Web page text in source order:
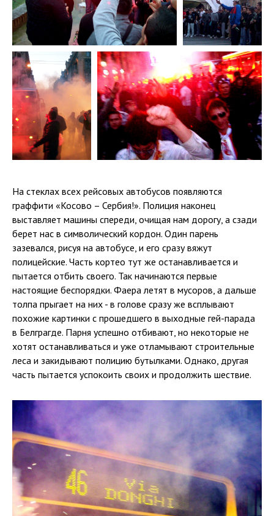
На стеклах всех рейсовых автобусов появляются
граффити «Косово – Сербия!». Полиция наконец
выставляет машины спереди, очищая нам дорогу, а сзади
берет нас в символический кордон. Один парень
зазевался, рисуя на автобусе, и его сразу вяжут
полицейские. Часть кортео тут же останавливается и
пытается отбить своего. Так начинаются первые
настоящие беспорядки. Фаера летят в мусоров, а дальше
толпа прыгает на них - в голове сразу же всплывают
похожие картинки с прошедшего в выходные гей-парада
в Белграгде. Парня успешно отбивают, но некоторые не
хотят останавливаться и уже отламывают строительные
леса и закидывают полицию бутылками. Однако, другая
часть пытается успокоить своих и продолжить шествие.